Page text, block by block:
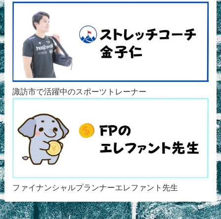
諏訪市で活躍中のスポーツトレーナー
ファイナンシャルプランナーエレファント先生